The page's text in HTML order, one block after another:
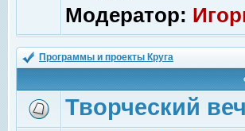
Модератор:
Программы и проекты Круга
Творческий